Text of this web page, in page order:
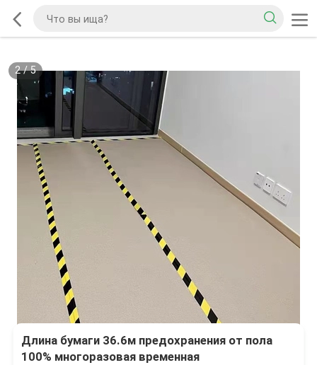
2/5
Длина бумаги 36.6м предохранения от пола
100% многоразовая временная